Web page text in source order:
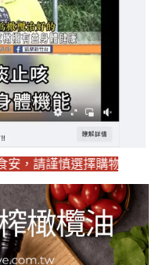
擇購物來源，以確